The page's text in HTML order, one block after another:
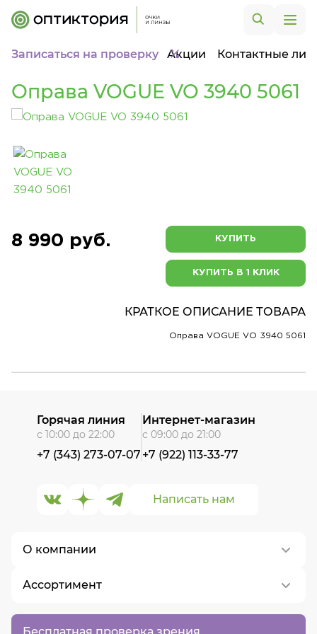
Записаться на проверку Акции Контактные
Оправа VOGUE VO 3940 5061
8 990 руб. КУПИТЬ
КУПИТЬ В 1 КЛИК
КРАТКОЕ ОПИСАНИЕ ТОВАРА
Оправа VOGUE VO 3940 5061
Бесплатная проверка зрения
О компании
О нас
Контакты
Ассортимент
Написать нам
Горячая линия
с 10:00 до 22:00
+7 (343) 273-07-07
Интернет-магазин
с 09:00 до 21:00
+7 (922) 113-33-77